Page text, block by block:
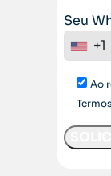
Seu
+1
Ao